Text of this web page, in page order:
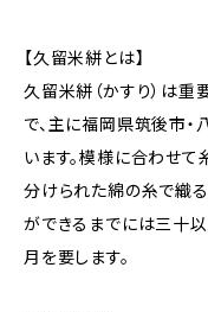
【久留米絣とは】
久留米絣（かすり）は
で、主に福岡県筑後市
います。模様に合わせて
分けられた綿の糸で織
ができるまでには三十
月を要します。